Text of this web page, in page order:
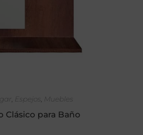
, Espejos , Muebles
Clásico para Baño